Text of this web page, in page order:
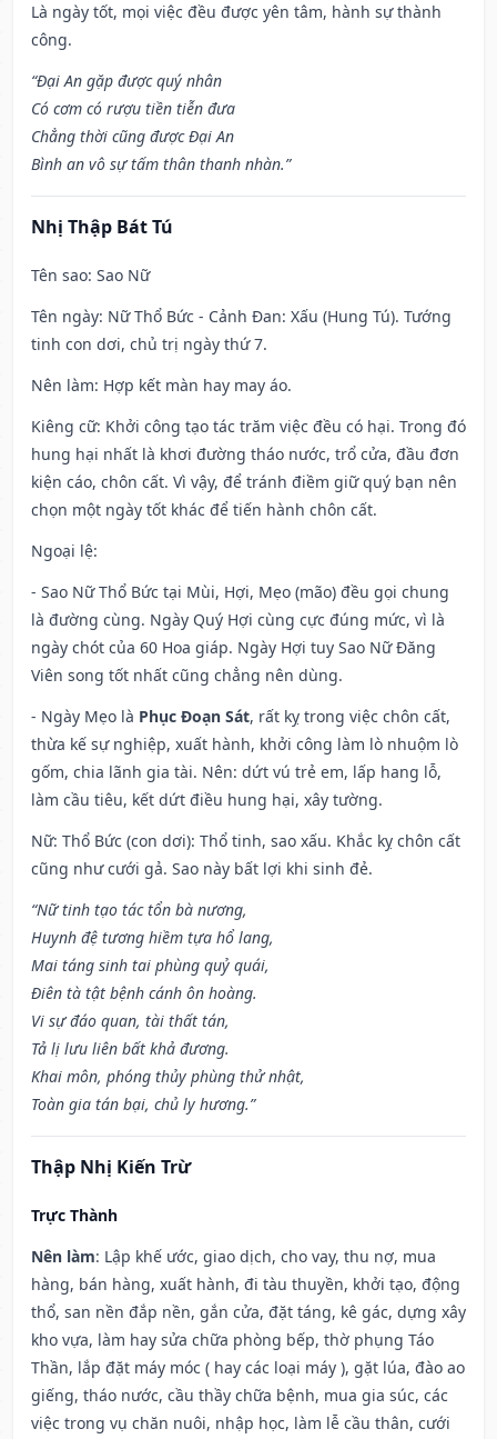
Là ngày tốt, mọi việc đều được yên tâm, hành sự thành
công.
“Đại An gặp được quý nhân
Có cơm có rượu tiền tiễn đưa
Chẳng thời cũng được Đại An
Bình an vô sự tấm thân thanh nhàn.”
Nhị Thập Bát Tú
Tên sao: Sao Nữ
Tên ngày: Nữ Thổ Bức - Cảnh Đan: Xấu (Hung Tú). Tướng
tinh con dơi, chủ trị ngày thứ 7.
Nên làm: Hợp kết màn hay may áo.
Kiêng cữ: Khởi công tạo tác trăm việc đều có hại. Trong đó
hung hại nhất là khơi đường tháo nước, trổ cửa, đầu đơn
kiện cáo, chôn cất. Vì vậy, để tránh điềm giữ quý bạn nên
chọn một ngày tốt khác để tiến hành chôn cất.
Ngoại lệ:
- Sao Nữ Thổ Bức tại Mùi, Hợi, Mẹo (mão) đều gọi chung
là đường cùng. Ngày Quý Hợi cùng cực đúng mức, vì là
ngày chót của 60 Hoa giáp. Ngày Hợi tuy Sao Nữ Đăng
Viên song tốt nhất cũng chẳng nên dùng.
- Ngày Mẹo là Phục Đoạn Sát, rất kỵ trong việc chôn cất,
thừa kế sự nghiệp, xuất hành, khởi công làm lò nhuộm lò
gốm, chia lãnh gia tài. Nên: dứt vú trẻ em, lấp hang lỗ,
làm cầu tiêu, kết dứt điều hung hại, xây tường.
Nữ: Thổ Bức (con dơi): Thổ tinh, sao xấu. Khắc kỵ chôn cất
cũng như cưới gả. Sao này bất lợi khi sinh đẻ.
“Nữ tinh tạo tác tổn bà nương,
Huynh đệ tương hiềm tựa hổ lang,
Mai táng sinh tai phùng quỷ quái,
Điên tà tật bệnh cánh ôn hoàng.
Vi sự đáo quan, tài thất tán,
Tả lị lưu liên bất khả đương.
Khai môn, phóng thủy phùng thử nhật,
Toàn gia tán bại, chủ ly hương.”
Thập Nhị Kiến Trừ
Trực Thành
Nên làm: Lập khế ước, giao dịch, cho vay, thu nợ, mua
hàng, bán hàng, xuất hành, đi tàu thuyền, khởi tạo, động
thổ, san nền đắp nền, gắn cửa, đặt táng, kê gác, dựng xây
kho vựa, làm hay sửa chữa phòng bếp, thờ phụng Táo
Thần, lắp đặt máy móc ( hay các loại máy ), gặt lúa, đào ao
giếng, tháo nước, cầu thầy chữa bệnh, mua gia súc, các
việc trong vụ chăn nuôi, nhập học, làm lễ cầu thân, cưới